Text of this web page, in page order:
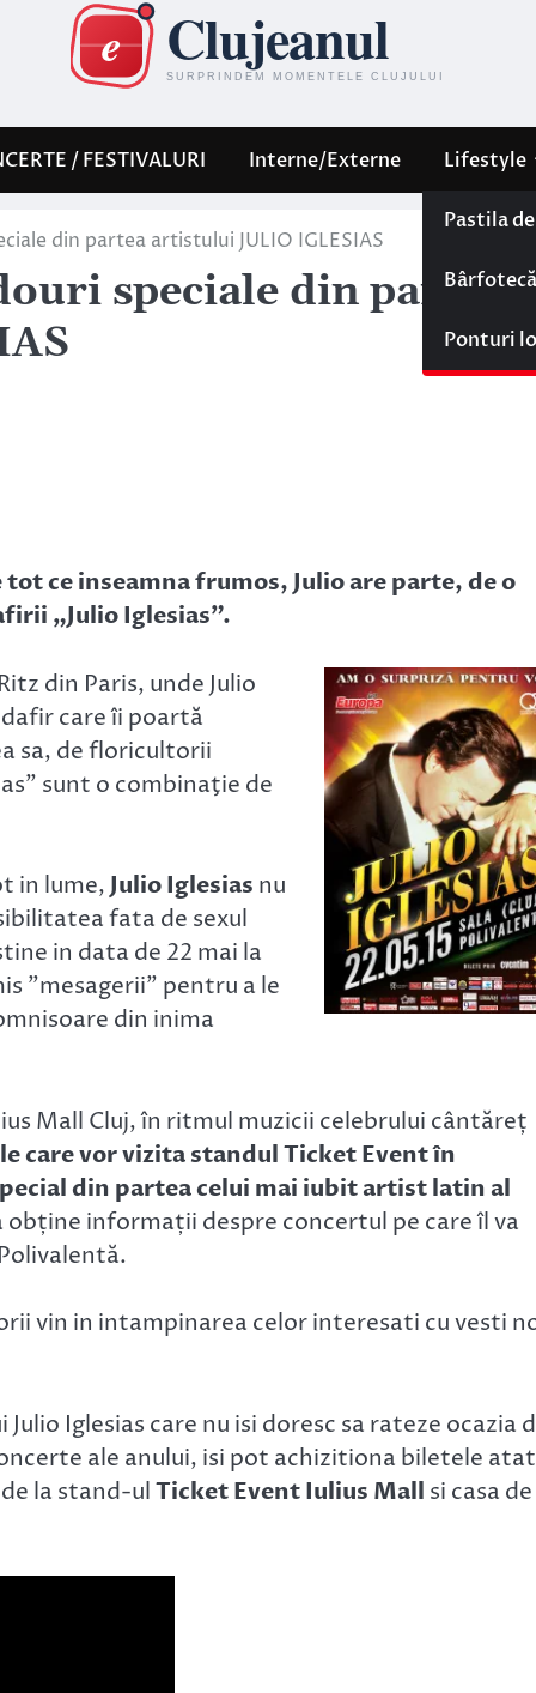
/ FESTIVALURI Interne/Externe Lifestyle
Pastila
Bârfotecă
Ponturi
din partea artistului JULIO IGLESIAS
speciale din partea
ce inseamna frumos, Julio are parte, de o
„Julio Iglesias”.
din Paris, unde Julio
care îi poartă
sa, de floricultorii
sunt o combinaţie de
in lume, Julio Iglesias nu
fata de sexul
in data de 22 mai la
”mesagerii” pentru a le
din inima
Mall Cluj, în ritmul muzicii celebrului cântăreț
care vor vizita standul Ticket Event în
din partea celui mai iubit artist latin al
obține informații despre concertul pe care îl va
vin in intampinarea celor interesati cu vesti
Iglesias care nu isi doresc sa rateze ocazia
ale anului, isi pot achizitiona biletele atat
la stand-ulTicket Event Iulius Mall si casa de